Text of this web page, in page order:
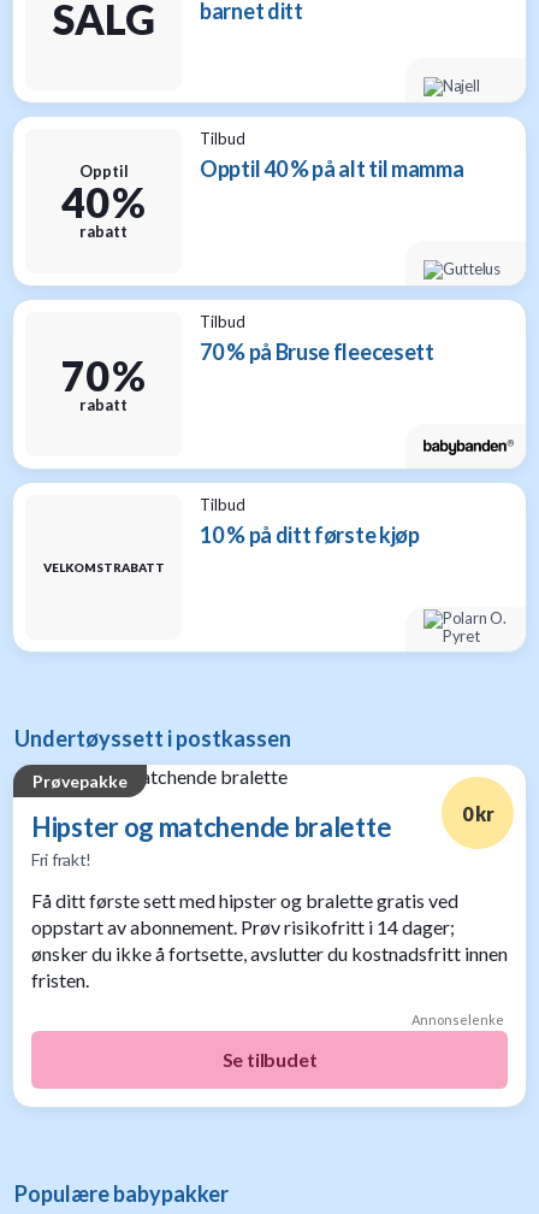
SALG barnet ditt
Opptil
40 %
rabatt
Tilbud
Opptil 40 % på alt til mamma
70 %
rabatt
Tilbud
70 % på Bruse fleecesett
VELKOMSTRABATT
Tilbud
10 % på ditt første kjøp
Undertøyssett i postkassen
Prøvepakke
Hipster og matchende bralette
Fri frakt!
0 kr
Få ditt første sett med hipster og bralette gratis ved
oppstart av abonnement. Prøv risikofritt i 14 dager;
ønsker du ikke å fortsette, avslutter du kostnadsfritt innen
fristen.
Annonselenke
Se tilbudet
Populære babypakker